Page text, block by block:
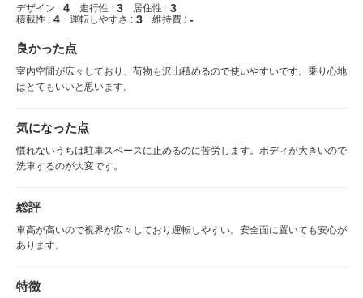
デザイン : 4 走行性 : 3 居住性 : 3
積載性 : 4 運転しやすさ : 3 維持費 : -
良かった点
室内空間が広々しており、荷物も沢山積めるので使いやすいです。乗り心地
はとてもいいと思います。
気になった点
慣れないうちは駐車スペースに止めるのに苦労します。ボディが大きいので
洗車するのが大変です。
総評
車高が高いので視界が広々しており運転しやすい。安全面に置いても安心が
あります。
特徴